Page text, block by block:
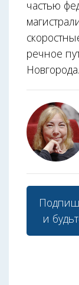
частью
речное
Новгорода.
и